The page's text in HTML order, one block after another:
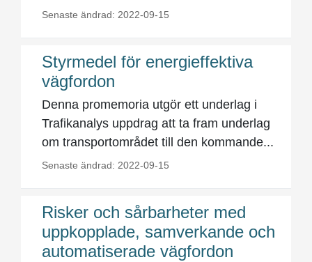
Senaste ändrad: 2022-09-15
Styrmedel för energieffektiva
vägfordon
Denna promemoria utgör ett underlag i
Trafikanalys uppdrag att ta fram underlag
om transportområdet till den kommande...
Senaste ändrad: 2022-09-15
Risker och sårbarheter med
uppkopplade, samverkande och
automatiserade vägfordon